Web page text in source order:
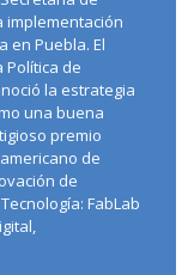
implementación
en Puebla. El
Política de
la estrategia
una buena
premio
de
de
FabLab